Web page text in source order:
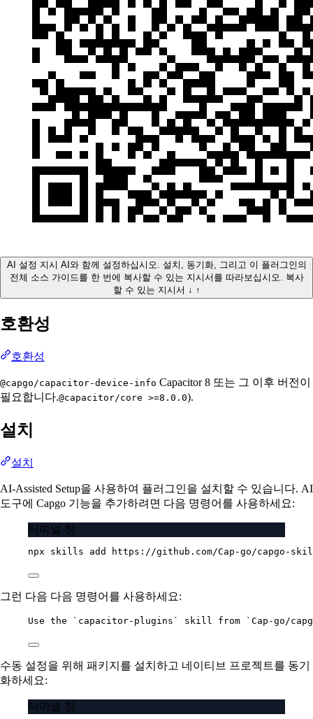
AI 설정 지시 AI와 함께 설정하십시오. 설치, 동기화, 그리고 이 플러그인의
전체 소스 가이드를 한 번에 복사할 수 있는 지시서를 따라보십시오. 복사
할 수 있는 지시서 ↓ ↑
호환성
호환성
@capgo/capacitor-device-info Capacitor 8 또는 그 이후 버전이
필요합니다.@capacitor/core >=8.0.0).
설치
설치
AI-Assisted Setup을 사용하여 플러그인을 설치할 수 있습니다. AI
도구에 Capgo 기능을 추가하려면 다음 명령어를 사용하세요:
터미널 창
npx skills add https://github.com/Cap-go/capgo-
그런 다음 다음 명령어를 사용하세요:
Use the `capacitor-plugins` skill from `Cap-go/
수동 설정을 위해 패키지를 설치하고 네이티브 프로젝트를 동기
화하세요:
터미널 창